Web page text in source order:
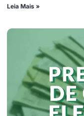
Leia Mais »